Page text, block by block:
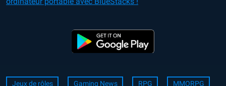
Jeux de rôles Gaming News RPG MMORPG